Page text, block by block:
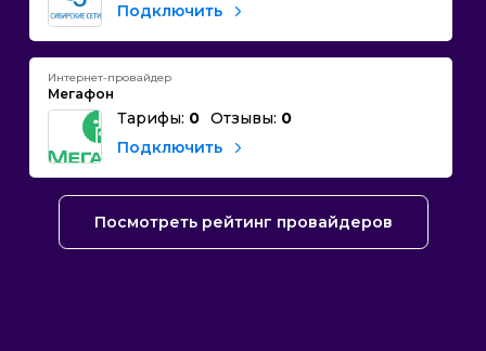
Подключить
Интернет-провайдер
Мегафон
Тарифы: 0 Отзывы: 0
Подключить
Посмотреть рейтинг провайдеров